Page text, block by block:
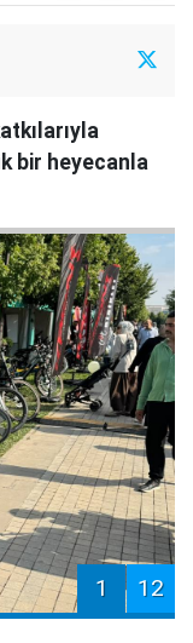
bir heyecanla
1 12